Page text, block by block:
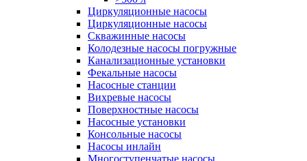
Циркуляционные насосы
Циркуляционные насосы
Скважинные насосы
Колодезные насосы погружные
Канализационные установки
Фекальные насосы
Насосные станции
Вихревые насосы
Поверхностные насосы
Насосные установки
Консольные насосы
Насосы инлайн
Многоступенчатые насосы